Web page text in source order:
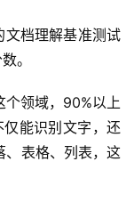
文档理解基准测试
。
个领域，90%以上
能识别文字，还
表格、列表，这